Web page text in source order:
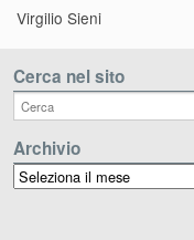
Virgilio Sieni
Cerca nel sito
Archivio
Archivio